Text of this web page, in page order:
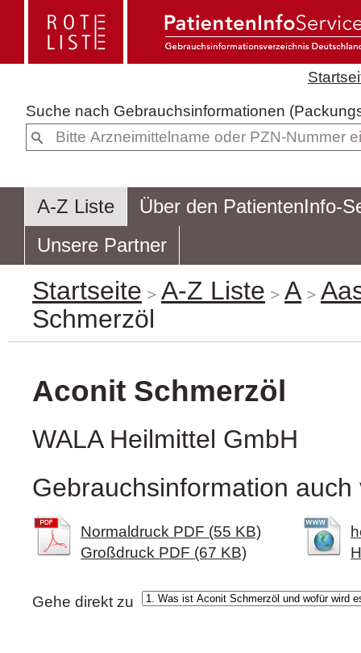
Suche nach
A-Z Liste
Über den PatientenInfo-
Unsere Partner
Startseite A-Z Liste A
Schmerzöl
Aconit Schmerzöl
WALA Heilmittel GmbH
Gebrauchsinformation
Normaldruck PDF (55 KB)
Großdruck PDF (67 KB)
Gehe direkt zu